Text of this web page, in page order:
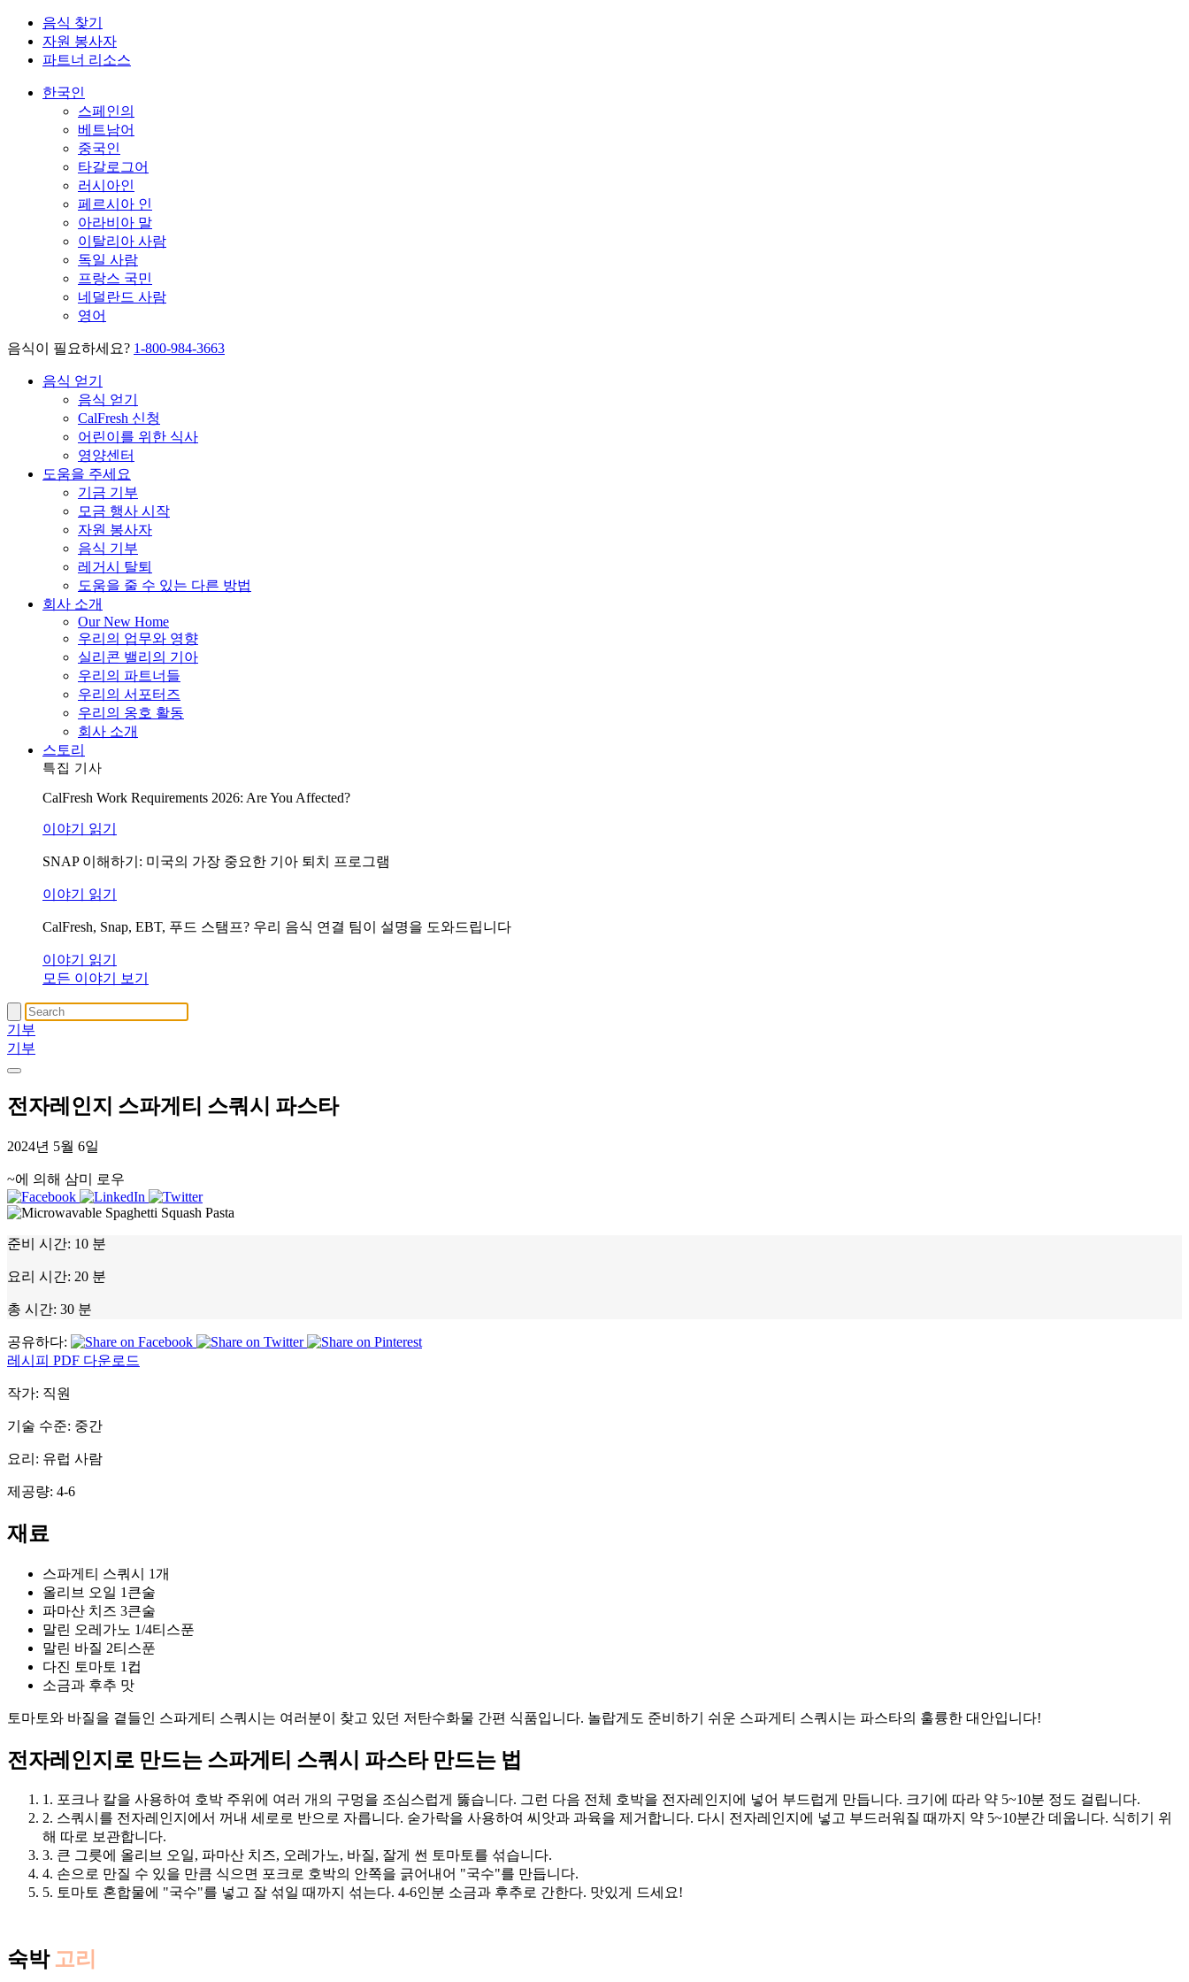
음식 찾기
자원 봉사자
파트너 리소스
한국인
스페인의
베트남어
중국인
타갈로그어
러시아인
페르시아 인
아라비아 말
이탈리아 사람
독일 사람
프랑스 국민
네덜란드 사람
영어
음식이 필요하세요? 1-800-984-3663
음식 얻기
음식 얻기
CalFresh 신청
어린이를 위한 식사
영양센터
도움을 주세요
기금 기부
모금 행사 시작
자원 봉사자
음식 기부
레거시 탈퇴
도움을 줄 수 있는 다른 방법
회사 소개
Our New Home
우리의 업무와 영향
실리콘 밸리의 기아
우리의 파트너들
우리의 서포터즈
우리의 옹호 활동
회사 소개
스토리
특집 기사
CalFresh Work Requirements 2026: Are You Affected?
이야기 읽기
SNAP 이해하기: 미국의 가장 중요한 기아 퇴치 프로그램
이야기 읽기
CalFresh, Snap, EBT, 푸드 스탬프? 우리 음식 연결 팀이 설명을 도와드립니다
이야기 읽기
모든 이야기 보기
기부
기부
전자레인지 스파게티 스쿼시 파스타
2024년 5월 6일
~에 의해 삼미 로우
준비 시간: 10 분
요리 시간: 20 분
총 시간: 30 분
공유하다:
레시피 PDF 다운로드
작가: 직원
기술 수준: 중간
요리: 유럽 사람
제공량: 4-6
재료
스파게티 스쿼시 1개
올리브 오일 1큰술
파마산 치즈 3큰술
말린 오레가노 1/4티스푼
말린 바질 2티스푼
다진 토마토 1컵
소금과 후추 맛
토마토와 바질을 곁들인 스파게티 스쿼시는 여러분이 찾고 있던 저탄수화물 간편 식품입니다. 놀랍게도 준비하기 쉬운 스파게티 스쿼시는 파스타의 훌륭한 대안입니다!
전자레인지로 만드는 스파게티 스쿼시 파스타 만드는 법
1. 포크나 칼을 사용하여 호박 주위에 여러 개의 구멍을 조심스럽게 뚫습니다. 그런 다음 전체 호박을 전자레인지에 넣어 부드럽게 만듭니다. 크기에 따라 약 5~10분 정도 걸립니다.
2. 스쿼시를 전자레인지에서 꺼내 세로로 반으로 자릅니다. 숟가락을 사용하여 씨앗과 과육을 제거합니다. 다시 전자레인지에 넣고 부드러워질 때까지 약 5~10분간 데웁니다. 식히기 위
해 따로 보관합니다.
3. 큰 그릇에 올리브 오일, 파마산 치즈, 오레가노, 바질, 잘게 썬 토마토를 섞습니다.
4. 손으로 만질 수 있을 만큼 식으면 포크로 호박의 안쪽을 긁어내어 "국수"를 만듭니다.
5. 토마토 혼합물에 "국수"를 넣고 잘 섞일 때까지 섞는다. 4-6인분 소금과 후추로 간한다. 맛있게 드세요!
숙박 고리